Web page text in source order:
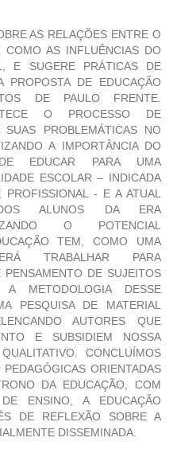
AS RELAÇÕES ENTRE O
AS INFLUÊNCIAS DO
E SUGERE PRÁTICAS DE
PROPOSTA DE EDUCAÇÃO
DE PAULO FRENTE.
O PROCESSO DE
PROBLEMÁTICAS NO
A IMPORTÂNCIA DO
EDUCAR PARA UMA
ESCOLAR – INDICADA
- E A ATUAL
DOS ALUNOS DA ERA
O POTENCIAL
TEM, COMO UMA
TRABALHAR PARA
DE SUJEITOS
A METODOLOGIA DESSE
PESQUISA DE MATERIAL
AUTORES QUE
E SUBSIDIEM NOSSA
CONCLUÍMOS
ORIENTADAS
DA EDUCAÇÃO, COM
ENSINO, A EDUCAÇÃO
DE REFLEXÃO SOBRE A
DISSEMINADA.